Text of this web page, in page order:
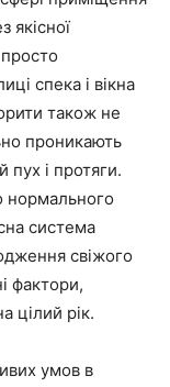
якісної
спека і вікна
також не
проникають
пух і протяги.
нормального
система
свіжого
фактори,
цілий рік.
умов в